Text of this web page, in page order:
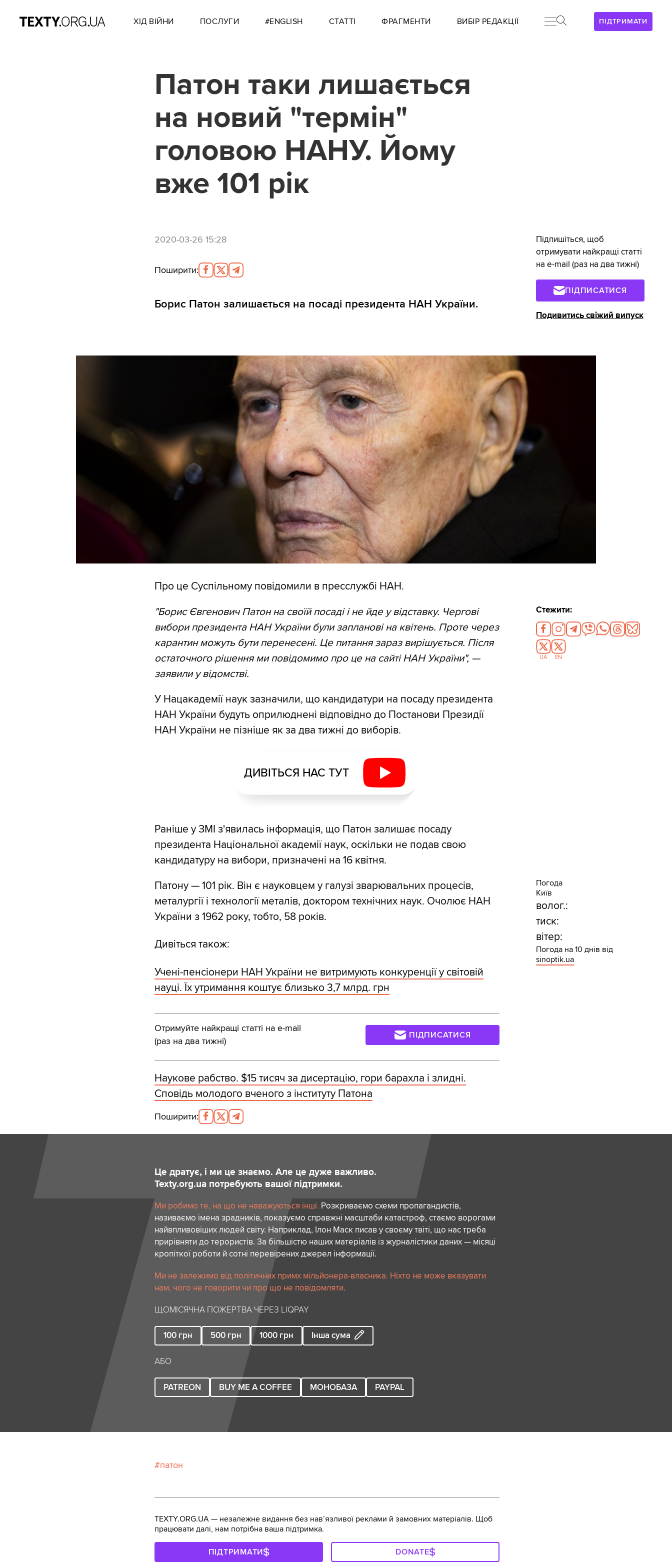
ПІДТРИМАТИ
ХІД ВІЙНИ ПОСЛУГИ #ENGLISH СТАТТІ ФРАГМЕНТИ ВИБІР РЕДАКЦІЇ
Патон таки лишається
на новий "термін"
головою НАНУ. Йому
вже 101 рік
2020-03-26 15:28
Поширити:
Борис Патон залишається на посаді президента НАН України.
Про це Суспільному повідомили в пресслужбі НАН.
"Борис Євгенович Патон на своїй посаді і не йде у відставку. Чергові
вибори президента НАН України були запланові на квітень. Проте через
карантин можуть бути перенесені. Це питання зараз вирішується. Після
остаточного рішення ми повідомимо про це на сайті НАН України", —
заявили у відомстві.
У Нацакадемії наук зазначили, що кандидатури на посаду президента
НАН України будуть оприлюднені відповідно до Постанови Президії
НАН України не пізніше як за два тижні до виборів.
ДИВІТЬСЯ НАС ТУТ
Раніше у ЗМІ з'явилась інформація, що Патон залишає посаду
президента Національної академії наук, оскільки не подав свою
кандидатуру на вибори, призначені на 16 квітня.
Патону — 101 рік. Він є науковцем у галузі зварювальних процесів,
металургії і технології металів, доктором технічних наук. Очолює НАН
України з 1962 року, тобто, 58 років.
Дивіться також:
Учені-пенсіонери НАН України не витримують конкуренції у світовій
науці. Їх утримання коштує близько 3,7 млрд. грн
Отримуйте найкращі статті на e-mail
(раз на два тижні)
ПІДПИСАТИСЯ
Наукове рабство. $15 тисяч за дисертацію, гори барахла і злидні.
Сповідь молодого вченого з інституту Патона
Поширити:
Це дратує, і ми це знаємо. Але це дуже важливо.
Texty.org.ua потребують вашої підтримки.
Ми робимо те, на що не наважуються інші. Розкриваємо схеми пропагандистів,
називаємо імена зрадників, показуємо справжні масштаби катастроф, стаємо ворогами
найвпливовіших людей світу. Наприклад, Ілон Маск писав у своєму твіті, що нас треба
прирівняти до терористів. За більшістю наших матеріалів із журналістики даних — місяці
кропіткої роботи й сотні перевірених джерел інформації.
Ми не залежимо від політичних примх мільйонера-власника. Ніхто не може вказувати
нам, чого не говорити чи про що не повідомляти.
ЩОМІСЯЧНА ПОЖЕРТВА ЧЕРЕЗ LIQPAY
100 грн 500 грн 1000 грн Інша сума
АБО
PATREON BUY ME A COFFEE МОНОБАЗА PAYPAL
патон
Підпишіться, щоб
отримувати найкращі статті
на e-mail (раз на два тижні)
ПІДПИСАТИСЯ
Подивитись свіжий випуск
Стежити:
UA EN
Погода
Київ
волог.:
тиск:
вітер:
Погода на 10 днів від
sinoptik.ua
TEXTY.ORG.UA — незалежне видання без навʼязливої реклами й замовних матеріалів. Щоб
працювати далі, нам потрібна ваша підтримка.
ПІДТРИМАТИ DONATE